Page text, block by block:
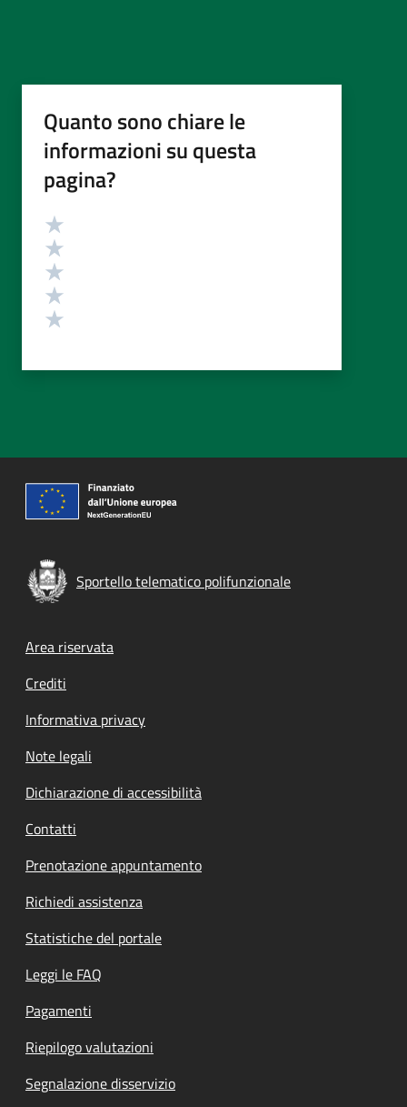
Quanto sono chiare le
informazioni su questa
pagina?
Valutazione
Sportello telematico polifunzionale
Footer menu
Area riservata
Crediti
Informativa privacy
Note legali
Dichiarazione di accessibilità
Contatti
Prenotazione appuntamento
Richiedi assistenza
Statistiche del portale
Leggi le FAQ
Pagamenti
Riepilogo valutazioni
Segnalazione disservizio